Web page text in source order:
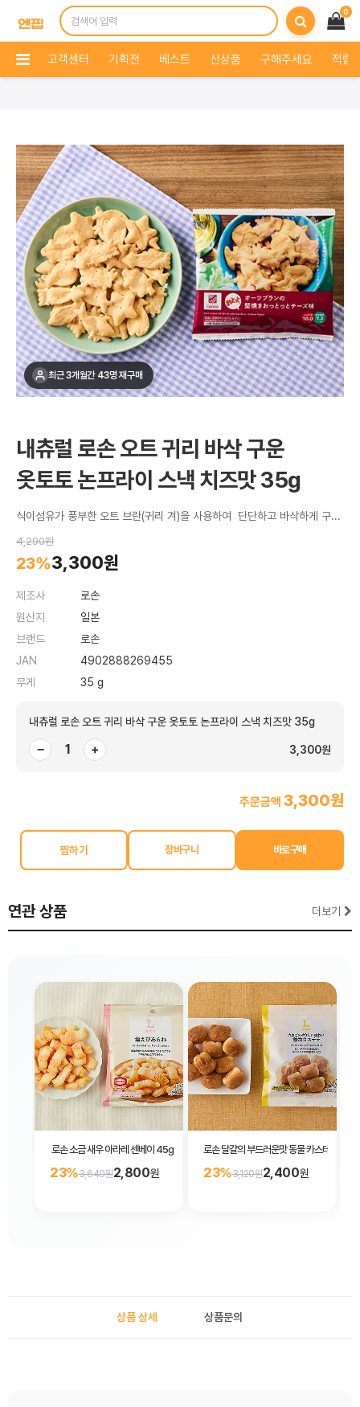
0
고객센터 기획전 베스트 신상품 구해주세요 적립
최근 3개월간 43명 재구매
내츄럴 로손 오트 귀리 바삭 구운
옷토토 논프라이 스낵 치즈맛 35g
식이섬유가 풍부한 오트 브란(귀리 겨)을 사용하여 단단하고 바삭하게 구워낸 건강 지향형 논프라이 스낵
4,290원
23%3,300원
제조사
로손
원산지
일본
브랜드
로손
JAN
4902888269455
무게
35 g
내츄럴 로손 오트 귀리 바삭 구운 옷토토 논프라이 스낵 치즈맛 35g
− + 3,300원
주문금액 3,300원
찜하기
연관 상품 더보기
로손 소금 새우 아라레 센베이 45g
23%3,640원2,800원
로손 달걀의 부드러운맛 동물 카스테라 70g
23%3,120원2,400원
상품 상세 상품문의